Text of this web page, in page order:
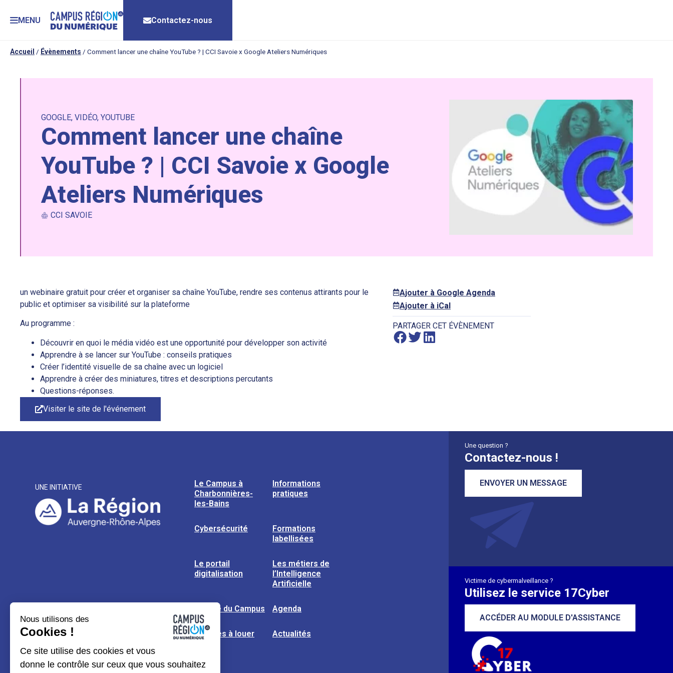
MENU Contactez-nous
Accueil / Évènements / Comment lancer une chaîne YouTube ? | CCI Savoie x Google Ateliers Numériques
GOOGLE, VIDÉO, YOUTUBE
Comment lancer une chaîne
YouTube ? | CCI Savoie x Google
Ateliers Numériques
CCI SAVOIE
un webinaire gratuit pour créer et organiser sa chaîne YouTube, rendre ses contenus attirants pour le
public et optimiser sa visibilité sur la plateforme
Au programme :
Découvrir en quoi le média vidéo est une opportunité pour développer son activité
Apprendre à se lancer sur YouTube : conseils pratiques
Créer l’identité visuelle de sa chaîne avec un logiciel
Apprendre à créer des miniatures, titres et descriptions percutants
Questions-réponses.
Visiter le site de l'événement
Ajouter à Google Agenda
Ajouter à iCal
PARTAGER CET ÉVÈNEMENT
UNE INITIATIVE
Le Campus à
Charbonnières-
les-Bains
Informations
pratiques
Cybersécurité
Formations
labellisées
Le portail
digitalisation
Les métiers de
l’Intelligence
Artificielle
L’usine du Campus Agenda
Espaces à louer Actualités
Une question ?
Contactez-nous !
ENVOYER UN MESSAGE
Victime de cybermalveillance ?
Utilisez le service 17Cyber
ACCÉDER AU MODULE D'ASSISTANCE
Nous utilisons des
Cookies !
Ce site utilise des cookies et vous
donne le contrôle sur ceux que vous souhaitez